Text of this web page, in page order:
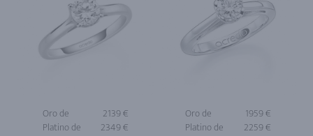
Oro de
2139 €
Platino de
2349 €
Oro de
1959 €
Platino de
2259 €